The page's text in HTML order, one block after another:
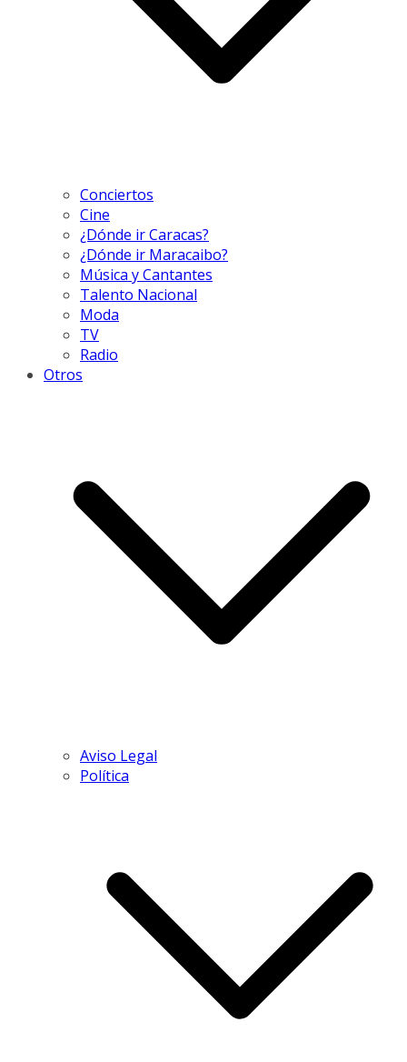
Conciertos
Cine
¿Dónde ir Caracas?
¿Dónde ir Maracaibo?
Música y Cantantes
Talento Nacional
Moda
TV
Radio
Otros
Aviso Legal
Política